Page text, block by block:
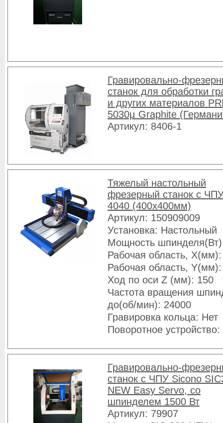
Гравировально-
станок для обработки
и других материалов
5030µ Graphite
Артикул: 8406-1
Тяжелый настольный
фрезерный станок с
4040 (400х400мм)
Артикул: 150909009
Установка: Настольный
Мощность
Рабочая область,
Рабочая область,
Ход по оси Z (мм): 150
Частота вращения
до(об/мин): 24000
Гравировка кольца: Нет
Поворотное устройство:
Гравировально-
станок с ЧПУ Sicono
NEW Easy Servo, со
шпинделем 1500 Вт
Артикул: 79907